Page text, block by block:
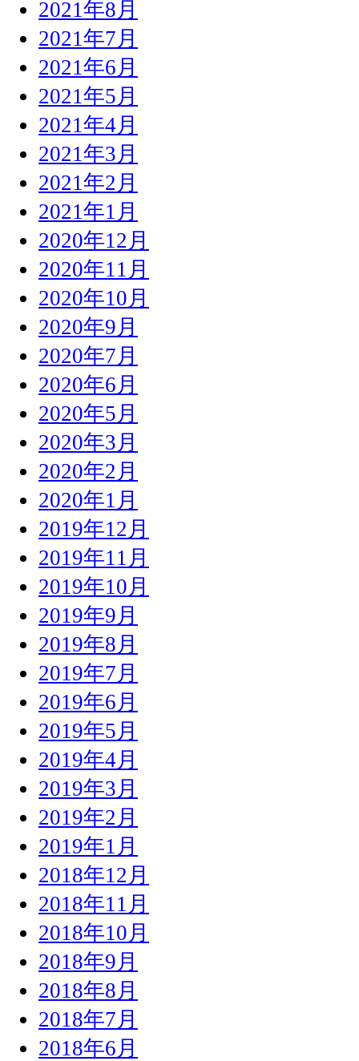
2021年8月
2021年7月
2021年6月
2021年5月
2021年4月
2021年3月
2021年2月
2021年1月
2020年12月
2020年11月
2020年10月
2020年9月
2020年7月
2020年6月
2020年5月
2020年3月
2020年2月
2020年1月
2019年12月
2019年11月
2019年10月
2019年9月
2019年8月
2019年7月
2019年6月
2019年5月
2019年4月
2019年3月
2019年2月
2019年1月
2018年12月
2018年11月
2018年10月
2018年9月
2018年8月
2018年7月
2018年6月